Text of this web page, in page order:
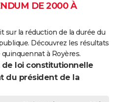
DE 2000 À
la réduction de la durée du
Découvrez les résultats
à Royères.
loi constitutionnelle
du président de la